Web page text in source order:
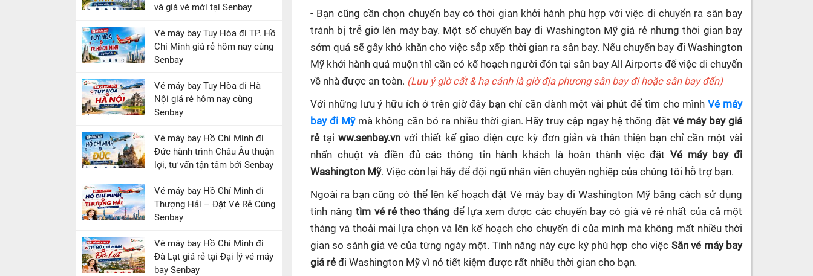
và giá vé mới tại Senbay
Vé máy bay Tuy Hòa đi TP. Hồ
Chí Minh giá rẻ hôm nay cùng
Senbay
Vé máy bay Tuy Hòa đi Hà
Nội giá rẻ hôm nay cùng
Senbay
Vé máy bay Hồ Chí Minh đi
Đức hành trình Châu Âu thuận
lợi, tư vấn tận tâm bởi Senbay
Vé máy bay Hồ Chí Minh đi
Thượng Hải – Đặt Vé Rẻ Cùng
Senbay
Vé máy bay Hồ Chí Minh đi
Đà Lạt giá rẻ tại Đại lý vé máy
bay Senbay
- Bạn cũng cần chọn chuyến bay có thời gian khởi hành phù hợp với việc di chuyển ra sân bay
tránh bị trễ giờ lên máy bay. Một số chuyến bay đi Washington Mỹ giá rẻ nhưng thời gian bay
sớm quá sẽ gây khó khăn cho việc sắp xếp thời gian ra sân bay. Nếu chuyến bay đi Washington
Mỹ khởi hành quá muộn thì cần có kế hoạch người đón tại sân bay All Airports để việc di chuyển
về nhà được an toàn. (Lưu ý giờ cất & hạ cánh là giờ địa phương sân bay đi hoặc sân bay đến)
Với những lưu ý hữu ích ở trên giờ đây bạn chỉ cần dành một vài phút để tìm cho mìnhVé máy
bay đi Mỹmà không cần bỏ ra nhiều thời gian. Hãy truy cập ngay hệ thống đặtvé máy bay giá
rẻ tạiww.senbay.vn với thiết kế giao diện cực kỳ đơn giản và thân thiện bạn chỉ cần một vài
nhấn chuột và điền đủ các thông tin hành khách là hoàn thành việc đặt Vé máy bay đi
Washington Mỹ. Việc còn lại hãy để đội ngũ nhân viên chuyên nghiệp của chúng tôi hỗ trợ bạn.
Ngoài ra bạn cũng có thể lên kế hoạch đặt Vé máy bay đi Washington Mỹ bằng cách sử dụng
tính năngtìm vé rẻ theo tháng để lựa xem được các chuyến bay có giá vé rẻ nhất của cả một
tháng và thoải mái lựa chọn và lên kế hoạch cho chuyến đi của mình mà không mất nhiều thời
gian so sánh giá vé của từng ngày một. Tính năng này cực kỳ phù hợp cho việc Săn vé máy bay
giá rẻ đi Washington Mỹ vì nó tiết kiệm được rất nhiều thời gian cho bạn.